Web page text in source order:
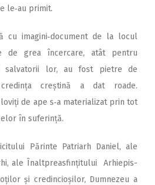
le‑au primit.
cu imagini‑document de la locul
de grea încercare, atât pentru
salvatorii lor, au fost pietre de
creștină a dat roade.
de ape s‑a materializat prin tot
în suferință.
Părinte Patriarh Daniel, ale
ale Înaltpreasfințitului Arhiepis­
și cre­dincioșilor, Dumnezeu a